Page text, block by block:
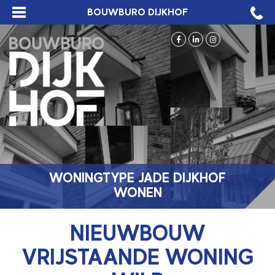
BOUWBURO DIJKHOF
WONINGTYPE JADE DIJKHOF
WONEN
NIEUWBOUW
VRIJSTAANDE WONING